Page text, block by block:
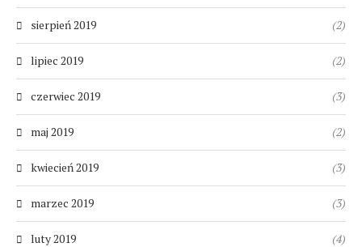
sierpień 2019 (2)
lipiec 2019 (2)
czerwiec 2019 (3)
maj 2019 (2)
kwiecień 2019 (3)
marzec 2019 (3)
luty 2019 (4)